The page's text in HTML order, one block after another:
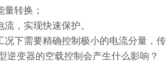
转换；
，实现快速保护。
下需要精确控制极小的电流分量，
逆变器的空载控制会产生什么影响？